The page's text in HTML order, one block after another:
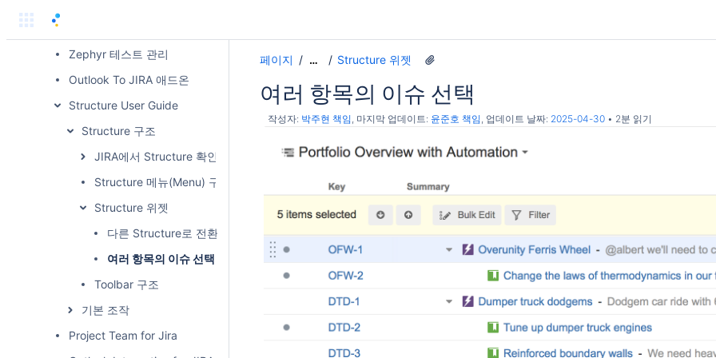
Zephyr 테스트 관리
Outlook To JIRA 애드온
Structure User Guide
Structure 구조
JIRA에서 Structure 확인
Structure 메뉴(Menu) 구성
Structure 위젯
다른 Structure로 전환
여러 항목의 이슈 선택
Toolbar 구조
기본 조작
Project Team for Jira
페이지 … Structure 위젯
여러 항목의 이슈 선택
작성자: 박주현 책임, 마지막 업데이트: 윤준호 책임, 업데이트 날짜: 2025-04-30 2분 읽기